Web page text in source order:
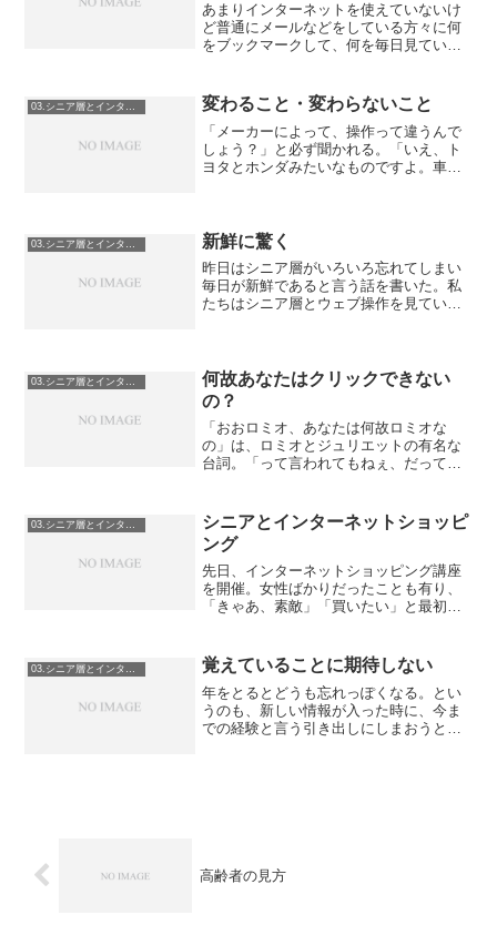
あまりインターネットを使えていないけ
ど普通にメールなどをしている方々に何
をブックマークして、何を毎日見ている
通ブックマークやっぱりなあ。というの
はGoogleがブックマ...
03.シニア層とインターネット 変わること・変わらないこと
「メーカーによって、操作って違うんで
しょう？」と必ず聞かれる。「いえ、ト
ヨタとホンダみたいなものですよ。車に
もなかったように言う。シニ...
03.シニア層とインターネット 新鮮に驚く
昨日はシニア層がいろいろ忘れてしまい
毎日が新鮮であると言う話を書いた。私
たちはシニア層とウェブ操作を見ている
いただくようにセッティン...
何故あなたはクリックできない
の？
「おおロミオ、あなたは何故ロミオな
の」は、ロミオとジュリエットの有名な
台詞。「って言われてもねぇ、だって、
まらない返事を考えて、一人で笑ってい
るとスタッフに変な目で見ら...
03.シニア層とインターネット
シニアとインターネットショッピ
ング
先日、インターネットショッピング講座
を開催。女性ばかりだったことも有り、
「きゃあ、素敵」「買いたい」と最初の
ずに（講師はワタシではなかったのです
が）ひたすら検索・・・質...
覚えていることに期待しない
年をとるとどうも忘れっぽくなる。とい
うのも、新しい情報が入った時に、今ま
での経験と言う引き出しにしまおうとし
高齢者の見方